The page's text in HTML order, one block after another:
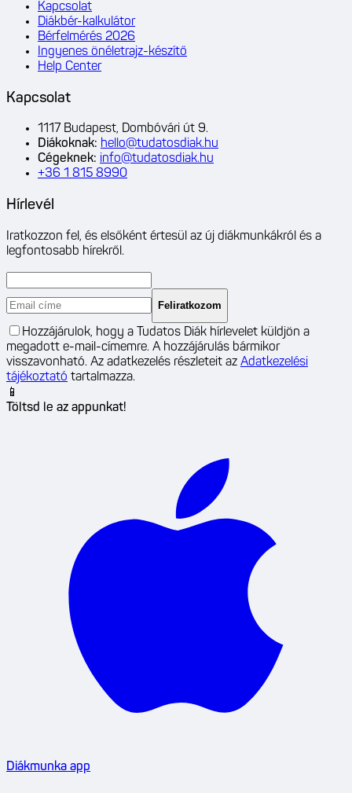
Kapcsolat
Diákbér-kalkulátor
Bérfelmérés 2026
Ingyenes önéletrajz-készítő
Help Center
Kapcsolat
1117 Budapest, Dombóvári út 9.
Diákoknak: hello@tudatosdiak.hu
Cégeknek: info@tudatosdiak.hu
+36 1 815 8990
Hírlevél
Iratkozzon fel, és elsőként értesül az új diákmunkákról és a
legfontosabb hírekről.
Feliratkozom
Hozzájárulok, hogy a Tudatos Diák hírlevelet küldjön a
megadott e-mail-címemre. A hozzájárulás bármikor
visszavonható. Az adatkezelés részleteit az Adatkezelési
tájékoztató tartalmazza.
📱
Töltsd le az appunkat!
Diákmunka app